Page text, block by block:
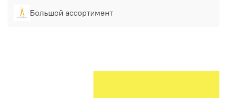
Большой ассортимент